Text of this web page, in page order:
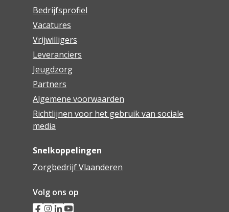
Bedrijfsprofiel
Vacatures
Vrijwilligers
Leveranciers
Jeugdzorg
Partners
Algemene voorwaarden
Richtlijnen voor het gebruik van sociale
media
Snelkoppelingen
Zorgbedrijf Vlaanderen
Volg ons op